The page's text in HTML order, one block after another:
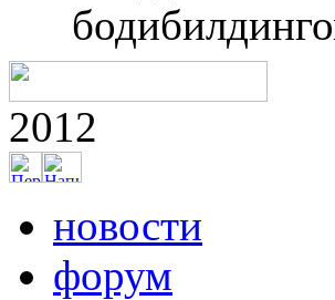
2012
новости
форум